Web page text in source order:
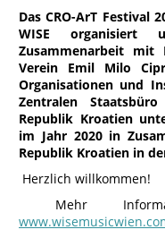
Das CRO-ArT Festival
WISE
Zusammenarbeit mit
Verein Emil Milo
Organisationen und
Zentralen
Republik Kroatien
im Jahr 2020 in
Republik Kroatien in
Herzlich willkommen!
Mehr